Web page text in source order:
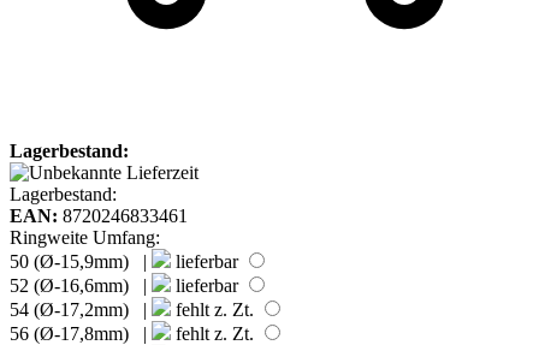
Lagerbestand:
Lagerbestand:
EAN: 8720246833461
Ringweite Umfang:
50 (Ø-15,9mm) |
lieferbar
52 (Ø-16,6mm) |
lieferbar
54 (Ø-17,2mm) |
fehlt z. Zt.
56 (Ø-17,8mm) |
fehlt z. Zt.